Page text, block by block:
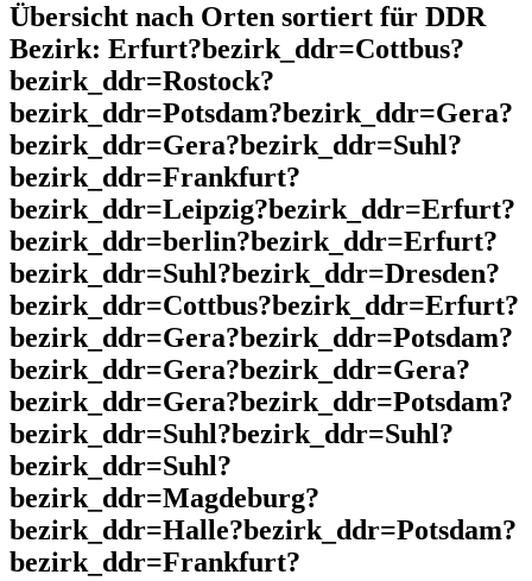
Übersicht nach Orten sortiert für DDR
Bezirk: Erfurt?bezirk_ddr=Cottbus?
bezirk_ddr=Rostock?
bezirk_ddr=Potsdam?bezirk_ddr=Gera?
bezirk_ddr=Gera?bezirk_ddr=Suhl?
bezirk_ddr=Frankfurt?
bezirk_ddr=Leipzig?bezirk_ddr=Erfurt?
bezirk_ddr=berlin?bezirk_ddr=Erfurt?
bezirk_ddr=Suhl?bezirk_ddr=Dresden?
bezirk_ddr=Cottbus?bezirk_ddr=Erfurt?
bezirk_ddr=Gera?bezirk_ddr=Potsdam?
bezirk_ddr=Gera?bezirk_ddr=Gera?
bezirk_ddr=Gera?bezirk_ddr=Potsdam?
bezirk_ddr=Suhl?bezirk_ddr=Suhl?
bezirk_ddr=Suhl?
bezirk_ddr=Magdeburg?
bezirk_ddr=Halle?bezirk_ddr=Potsdam?
bezirk_ddr=Frankfurt?